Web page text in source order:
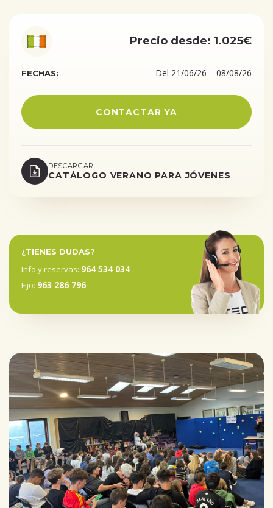
Precio desde: 1.025€
FECHAS: Del 21/06/26 – 08/08/26
CONTACTAR YA
DESCARGAR
CATÁLOGO VERANO PARA JÓVENES
¿TIENES DUDAS?
Info y reservas: 964 534 034
Fijo: 963 286 796